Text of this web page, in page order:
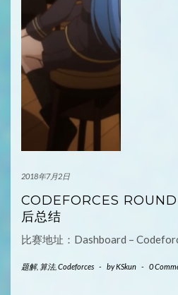
2018年7月2日
CODEFORCES
后总结
比赛地址：Dashboard –
题解, 算法, Codeforces - byKSkun - 0